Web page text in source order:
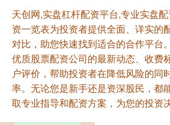
天创网,实盘杠杆配资平台,专业实盘
资一览表为投资者提供全面、详实的
对比，助您快速找到适合的合作平台
优质股票配资公司的最新动态、收费
户评价，帮助投资者在降低风险的同
率。无论您是新手还是资深股民，都
取专业指导和配资方案，为您的投资